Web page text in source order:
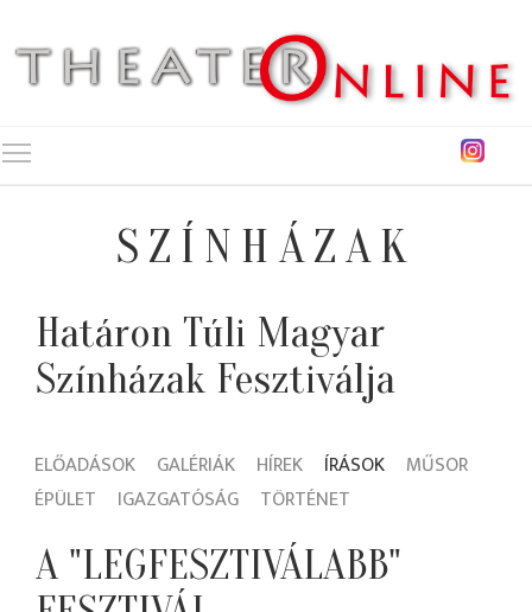
SZÍNHÁZAK
Határon Túli Magyar
Színházak Fesztiválja
ELŐADÁSOK GALÉRIÁK HÍREK ÍRÁSOK
MŰSOR
ÉPÜLET
IGAZGATÓSÁG TÖRTÉNET
A "LEGFESZTIVÁLABB"